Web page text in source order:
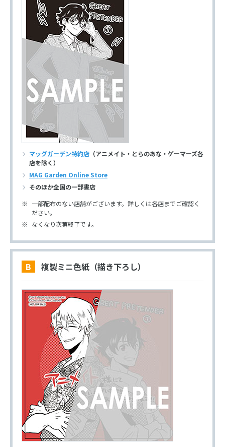
マッグガーデン特約店 （アニメイト・とらのあな・ゲーマーズ各
店を除く）
MAG Garden Online Store
そのほか全国の一部書店
一部配布のない店舗がございます。詳しくは各店までご確認く
ださい。
なくなり次第終了です。
B 複製ミニ色紙（描き下ろし）